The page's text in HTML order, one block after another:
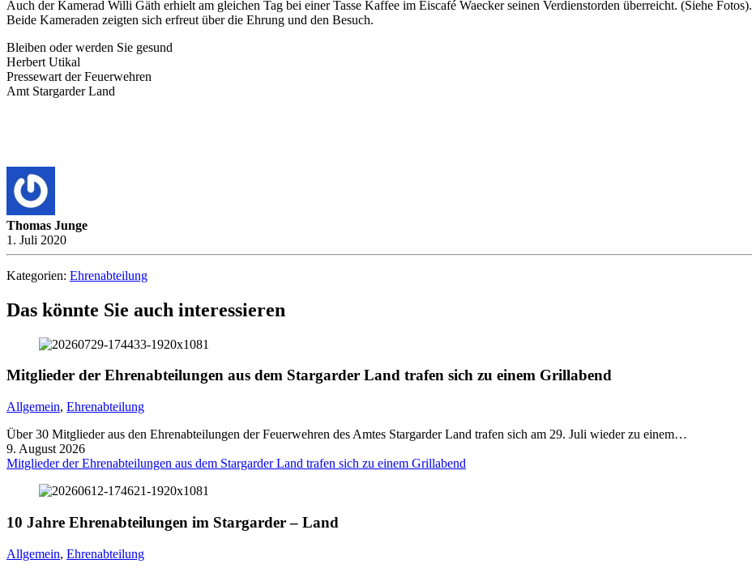
Auch der Kamerad Willi Gäth erhielt am gleichen Tag bei einer Tasse Kaffee im Eiscafé Waecker seinen Verdienstorden überreicht. (Siehe Fotos).
Beide Kameraden zeigten sich erfreut über die Ehrung und den Besuch.
Bleiben oder werden Sie gesund
Herbert Utikal
Pressewart der Feuerwehren
Amt Stargarder Land
Thomas Junge
1. Juli 2020
Kategorien: Ehrenabteilung
Das könnte Sie auch interessieren
Mitglieder der Ehrenabteilungen aus dem Stargarder Land trafen sich zu einem Grillabend
Allgemein, Ehrenabteilung
Über 30 Mitglieder aus den Ehrenabteilungen der Feuerwehren des Amtes Stargarder Land trafen sich am 29. Juli wieder zu einem…
9. August 2026
Mitglieder der Ehrenabteilungen aus dem Stargarder Land trafen sich zu einem Grillabend
10 Jahre Ehrenabteilungen im Stargarder – Land
Allgemein, Ehrenabteilung